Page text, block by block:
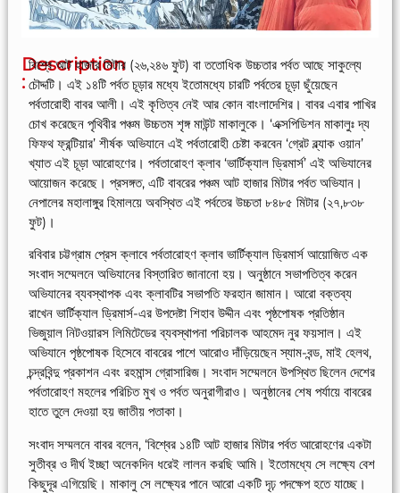
Description
:
বিশ্বে আট হাজার মিটার (২৬,২৪৬ ফুট) বা ততোধিক উচ্চতার পর্বত আছে সাকুল্যে
চৌদ্দটি। এই ১৪টি পর্বত চূড়ার মধ্যে ইতোমধ্যে চারটি পর্বতের চূড়া ছুঁয়েছেন
পর্বতারোহী বাবর আলী। এই কৃতিত্ব নেই আর কোন বাংলাদেশির। বাবর এবার পাখির
চোখ করেছেন পৃথিবীর পঞ্চম উচ্চতম শৃঙ্গ মাউন্ট মাকালুকে। ‘এক্সপিডিশন মাকালুঃ দ্য
ফিফথ ফ্রন্টিয়ার’ শীর্ষক অভিযানে এই পর্বতারোহী চেষ্টা করবেন ‘গ্রেট ব্ল্যাক ওয়ান’
খ্যাত এই চূড়া আরোহণের। পর্বতারোহণ ক্লাব ‘ভার্টিক্যাল ড্রিমার্স’ এই অভিযানের
আয়োজন করেছে। প্রসঙ্গত, এটি বাবরের পঞ্চম আট হাজার মিটার পর্বত অভিযান।
নেপালের মহালাঙ্গুর হিমালয়ে অবস্থিত এই পর্বতের উচ্চতা ৮৪৮৫ মিটার (২৭,৮৩৮
ফুট)।
রবিবার চট্টগ্রাম প্রেস ক্লাবে পর্বতারোহণ ক্লাব ভার্টিক্যাল ড্রিমার্স আয়োজিত এক
সংবাদ সম্মেলনে অভিযানের বিস্তারিত জানানো হয়। অনুষ্ঠানে সভাপতিত্ব করেন
অভিযানের ব্যবস্থাপক এবং ক্লাবটির সভাপতি ফরহান জামান। আরো বক্তব্য
রাখেন ভার্টিক্যাল ড্রিমার্স-এর উপদেষ্টা শিহাব উদ্দীন এবং পৃষ্ঠপোষক প্রতিষ্ঠান
ভিজুয়াল নিটওয়ারস লিমিটেডের ব্যবস্থাপনা পরিচালক আহমেদ নুর ফয়সাল। এই
অভিযানে পৃষ্ঠপোষক হিসেবে বাবরের পাশে আরোও দাঁড়িয়েছেন স্যাম-বন্ড, মাই হেলথ,
চন্দ্রবিন্দু প্রকাশন এবং রহমান্স গ্রোসারিজ। সংবাদ সম্মেলনে উপস্থিত ছিলেন দেশের
পর্বতারোহণ মহলের পরিচিত মুখ ও পর্বত অনুরাগীরাও। অনুষ্ঠানের শেষ পর্যায়ে বাবরের
হাতে তুলে দেওয়া হয় জাতীয় পতাকা।
সংবাদ সম্মলনে বাবর বলেন, ‘বিশ্বের ১৪টি আট হাজার মিটার পর্বত আরোহণের একটা
সুতীব্র ও দীর্ঘ ইচ্ছা অনেকদিন ধরেই লালন করছি আমি। ইতোমধ্যে সে লক্ষ্যে বেশ
কিছুদূর এগিয়েছি। মাকালু সে লক্ষ্যের পানে আরো একটি দৃঢ় পদক্ষেপ হতে যাচ্ছে।